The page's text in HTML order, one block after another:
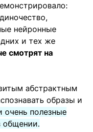
нейронные
и тех же
смотрят на
абстрактным
образы и
очень полезные
общении.